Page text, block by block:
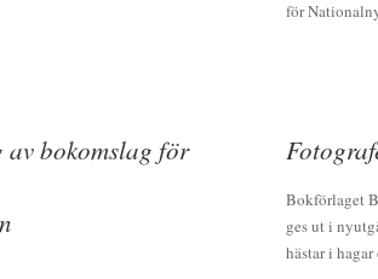
för
Bokförlaget
ges ut i
hästar i